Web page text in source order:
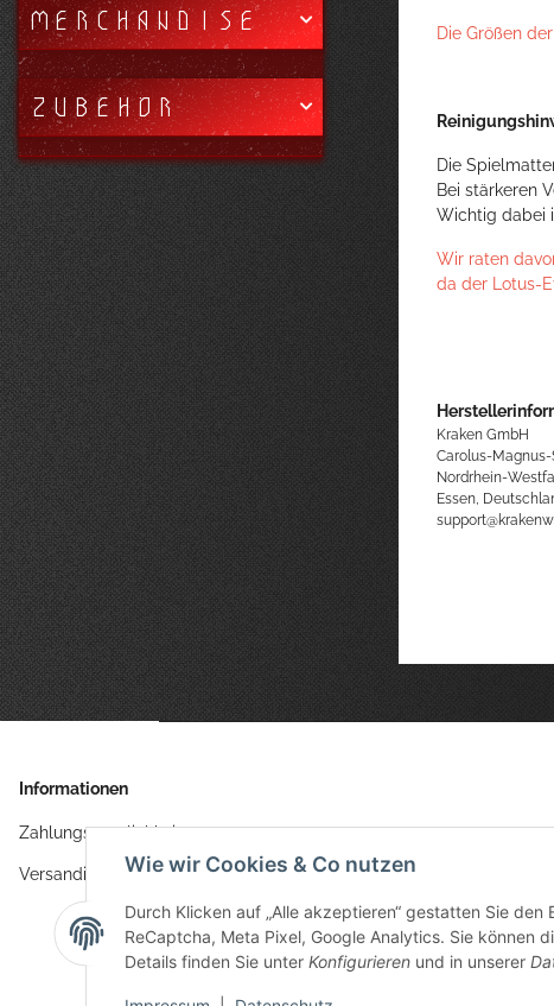
Die Größen
Die
Bei stärkeren
Wichtig dabei
Wir raten
da der Lotus-
Kraken GmbH
Carolus-
Nordrhein-
Essen,
MERCHANDISE
ZUBEHÖR
Informationen
Zahlungsmöglichkeiten
VersandinformationenWie wir Cookies & Co nutzen
Durch Klicken auf „Alle akzeptieren“ gestatten Sie
ReCaptcha, Meta Pixel, Google Analytics. Sie können
Details finden Sie unter Konfigurieren und in unserer